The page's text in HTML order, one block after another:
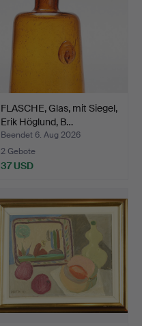
FLASCHE, Glas, mit Siegel,
Erik Höglund, B…
Beendet 6. Aug 2026
2 Gebote
37 USD